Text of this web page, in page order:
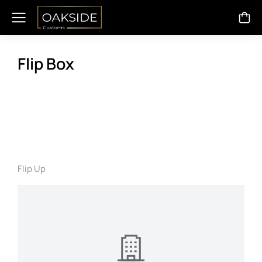
Flip Box
Flip Up
View Details